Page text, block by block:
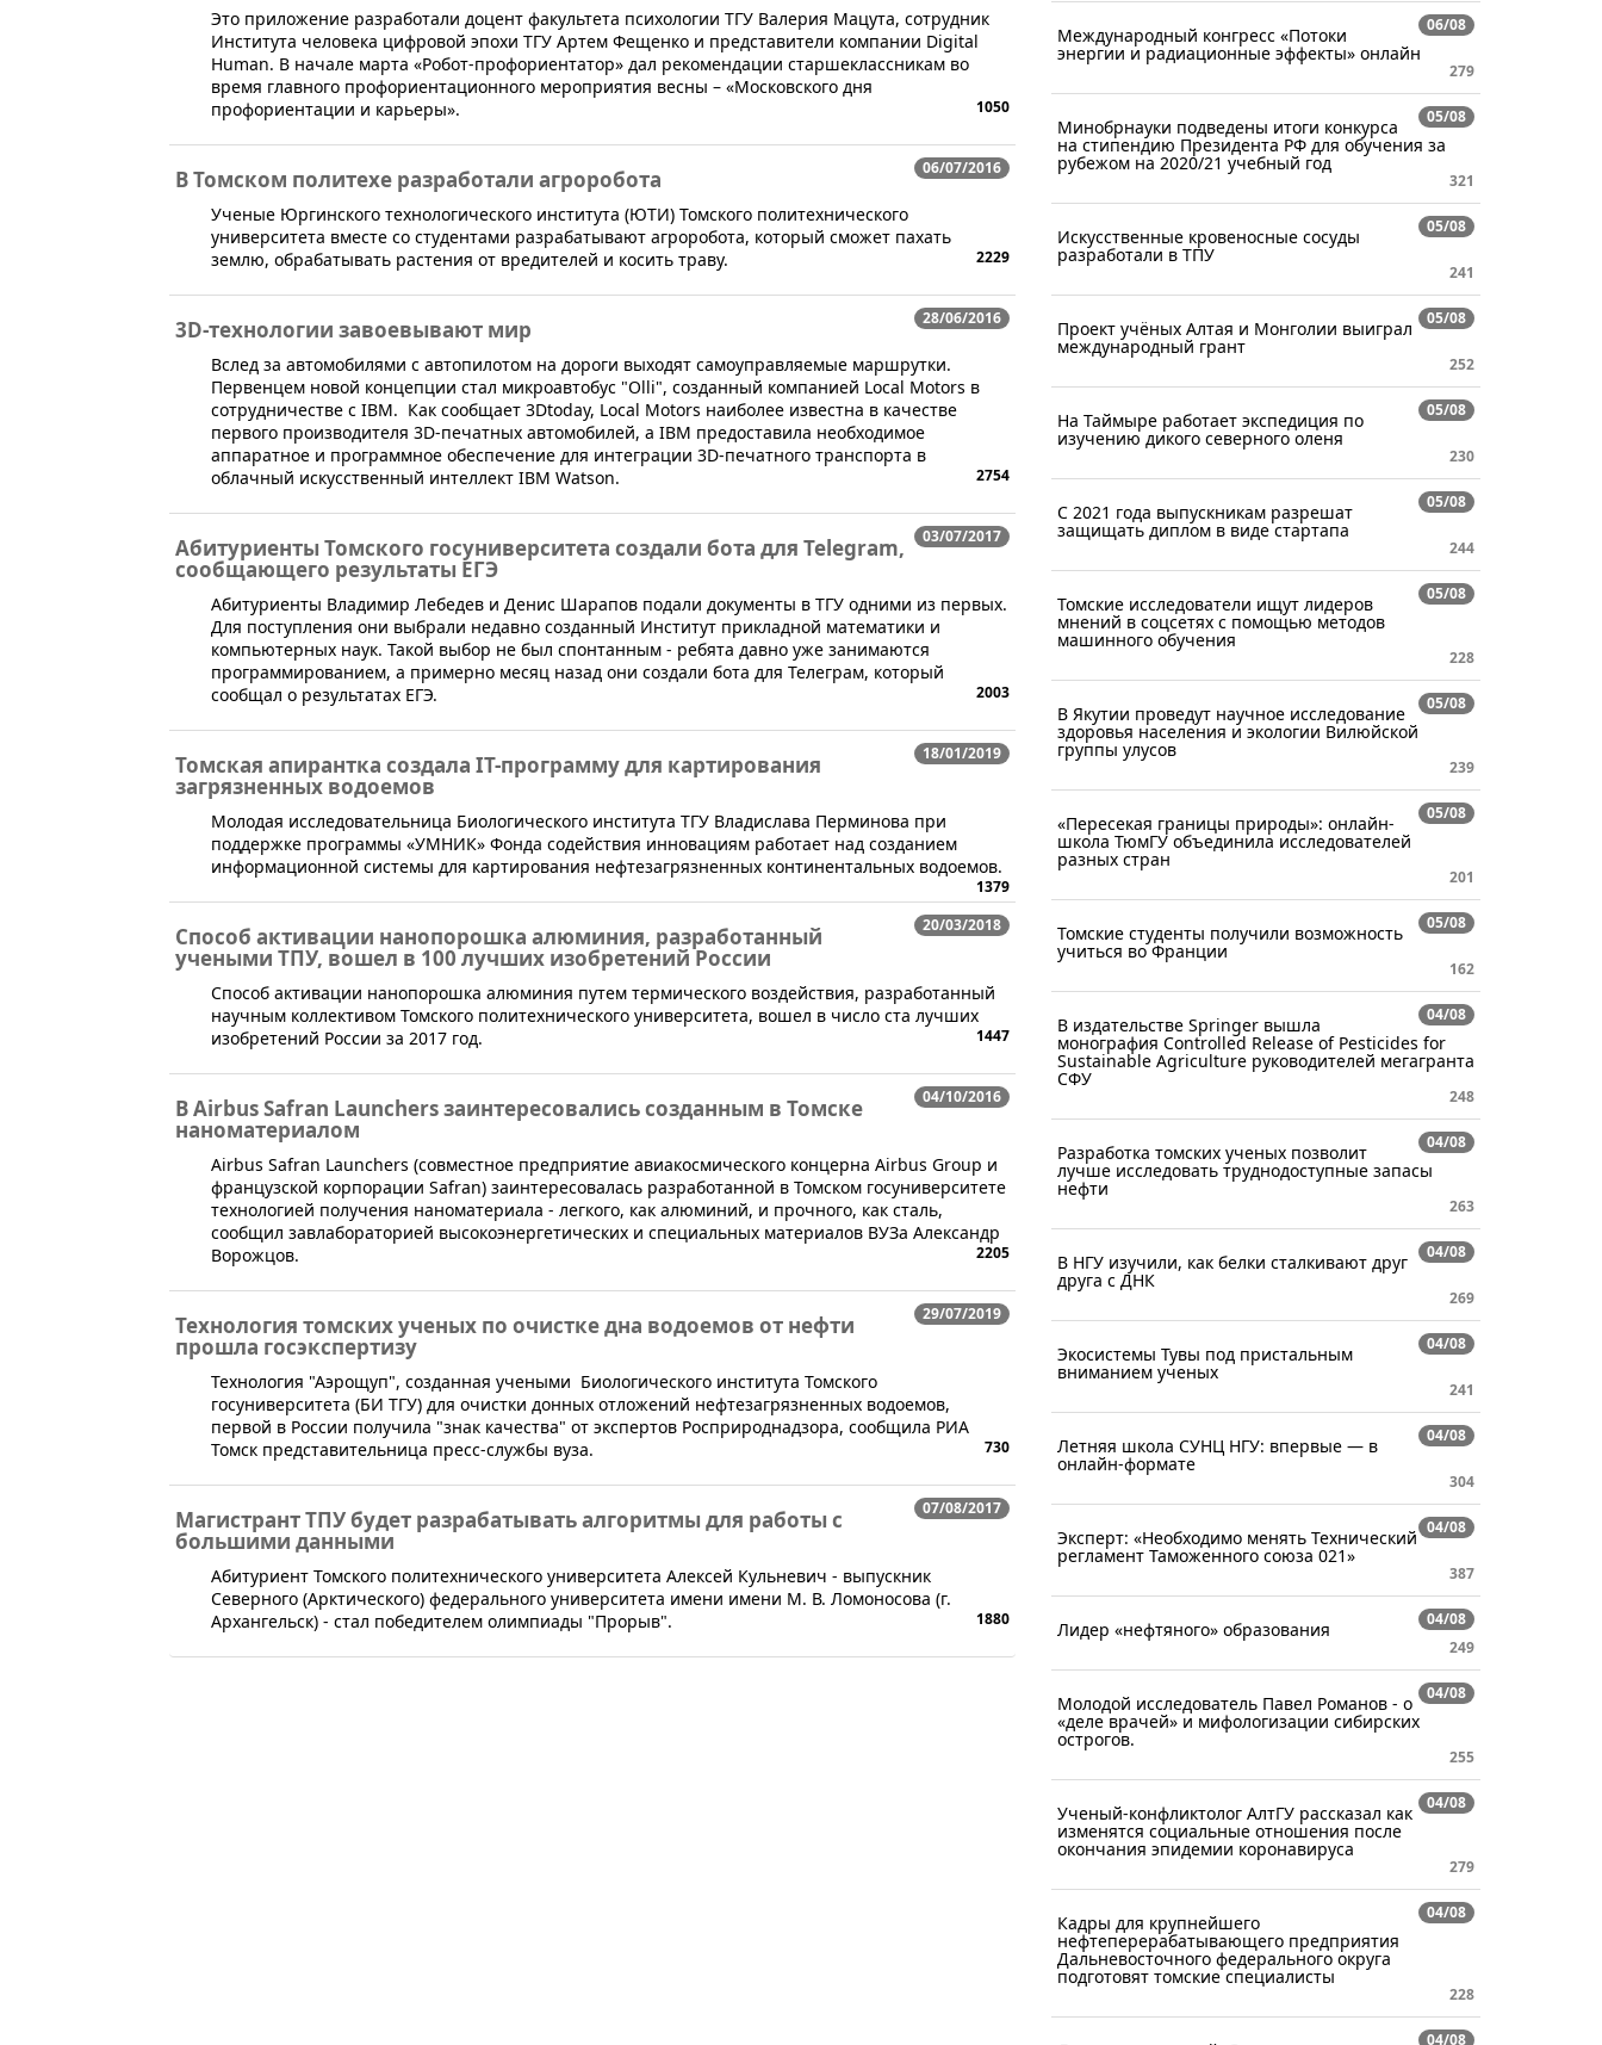
​Это приложение разработали доцент факультета психологии ТГУ Валерия Мацута, сотрудник
Института человека цифровой эпохи ТГУ Артем Фещенко и представители компании Digital
Human. В начале марта «Робот-профориентатор» дал рекомендации старшеклассникам во
время главного профориентационного мероприятия весны – «Московского дня
профориентации и карьеры».
1050
06/07/2016
В Томском политехе разработали агроробота
Ученые Юргинского технологического института (ЮТИ) Томского политехнического
университета вместе со студентами разрабатывают агроробота, который сможет пахать
землю, обрабатывать растения от вредителей и косить траву.
2229
28/06/2016
3D-технологии завоевывают мир
​Вслед за автомобилями с автопилотом на дороги выходят самоуправляемые маршрутки.
Первенцем новой концепции стал микроавтобус "Olli", созданный компанией Local Motors в
сотрудничестве с IBM. Как сообщает 3Dtoday, Local Motors наиболее известна в качестве
первого производителя 3D-печатных автомобилей, а IBM предоставила необходимое
аппаратное и программное обеспечение для интеграции 3D-печатного транспорта в
облачный искусственный интеллект IBM Watson.
2754
03/07/2017
Абитуриенты Томского госуниверситета создали бота для Telegram,
сообщающего результаты ЕГЭ
​Абитуриенты Владимир Лебедев и Денис Шарапов подали документы в ТГУ одними из первых.
Для поступления они выбрали недавно созданный Институт прикладной математики и
компьютерных наук. Такой выбор не был спонтанным - ребята давно уже занимаются
программированием, а примерно месяц назад они создали бота для Телеграм, который
сообщал о результатах ЕГЭ.
2003
18/01/2019
Томская апирантка создала IT-программу для картирования
загрязненных водоемов
​Молодая исследовательница Биологического института ТГУ Владислава Перминова при
поддержке программы «УМНИК» Фонда содействия инновациям работает над созданием
информационной системы для картирования нефтезагрязненных континентальных водоемов.
1379
20/03/2018
Способ активации нанопорошка алюминия, разработанный
учеными ТПУ, вошел в 100 лучших изобретений России
​Способ активации нанопорошка алюминия путем термического воздействия, разработанный
научным коллективом Томского политехнического университета, вошел в число ста лучших
изобретений России за 2017 год.
1447
04/10/2016
В Airbus Safran Launchers заинтересовались созданным в Томске
наноматериалом
​Airbus Safran Launchers (совместное предприятие авиакосмического концерна Airbus Group и
французской корпорации Safran) заинтересовалась разработанной в Томском госуниверситете
технологией получения наноматериала - легкого, как алюминий, и прочного, как сталь,
сообщил завлабораторией высокоэнергетических и специальных материалов ВУЗа Александр
Ворожцов.
2205
29/07/2019
Технология томских ученых по очистке дна водоемов от нефти
прошла госэкспертизу
Технология "Аэрощуп", созданная учеными Биологического института Томского
госуниверситета (БИ ТГУ) для очистки донных отложений нефтезагрязненных водоемов,
первой в России получила "знак качества" от экспертов Росприроднадзора, сообщила РИА
Томск представительница пресс-службы вуза.
730
07/08/2017
Магистрант ТПУ будет разрабатывать алгоритмы для работы с
большими данными
​Абитуриент Томского политехнического университета Алексей Кульневич - выпускник
Северного (Арктического) федерального университета имени имени М. В. Ломоносова (г.
Архангельск) - стал победителем олимпиады "Прорыв".
1880
06/08
Международный конгресс «Потоки
энергии и радиационные эффекты» онлайн
279
05/08
Минобрнауки подведены итоги конкурса
на стипендию Президента РФ для обучения за
рубежом на 2020/21 учебный год
321
05/08
Искусственные кровеносные сосуды
разработали в ТПУ
241
05/08
Проект учёных Алтая и Монголии выиграл
международный грант
252
05/08
На Таймыре работает экспедиция по
изучению дикого северного оленя
230
05/08
С 2021 года выпускникам разрешат
защищать диплом в виде стартапа
244
05/08
Томские исследователи ищут лидеров
мнений в соцсетях с помощью методов
машинного обучения
228
05/08
В Якутии проведут научное исследование
здоровья населения и экологии Вилюйской
группы улусов
239
05/08
«Пересекая границы природы»: онлайн-
школа ТюмГУ объединила исследователей
разных стран
201
05/08
Томские студенты получили возможность
учиться во Франции
162
04/08
В издательстве Springer вышла
монография Controlled Release of Pesticides for
Sustainable Agriculture руководителей мегагранта
СФУ
248
04/08
Разработка томских ученых позволит
лучше исследовать труднодоступные запасы
нефти
263
04/08
В НГУ изучили, как белки сталкивают друг
друга с ДНК
269
04/08
Экосистемы Тувы под пристальным
вниманием ученых
241
04/08
Летняя школа СУНЦ НГУ: впервые — в
онлайн-формате
304
04/08
Эксперт: «Необходимо менять Технический
регламент Таможенного союза 021»
387
04/08
Лидер «нефтяного» образования
249
04/08
Молодой исследователь Павел Романов - о
«деле врачей» и мифологизации сибирских
острогов.
255
04/08
Ученый-конфликтолог АлтГУ рассказал как
изменятся социальные отношения после
окончания эпидемии коронавируса
279
04/08
Кадры для крупнейшего
нефтеперерабатывающего предприятия
Дальневосточного федерального округа
подготовят томские специалисты
228
04/08